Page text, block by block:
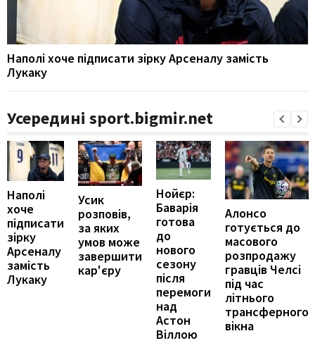
Наполі хоче підписати зірку Арсеналу замість
Лукаку
Усередині sport.bigmir.net
Наполі
хоче
підписати
зірку
Арсеналу
замість
Лукаку
Усик
розповів,
за яких
умов може
завершити
кар'єру
Нойєр:
Баварія
готова
до
нового
сезону
після
перемоги
над
Астон
Віллою
Алонсо
готується до
масового
розпродажу
гравців Челсі
під час
літнього
трансферного
вікна